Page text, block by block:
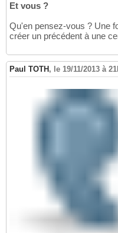
Et vous ?
Qu'en pensez-vous ? Une
créer un précédent à une
Paul TOTH , le 19/11/2013 à